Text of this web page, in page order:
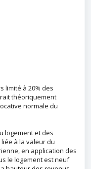
limité à 20% des
théoriquement
normale du
logement et des
à la valeur du
en application des
le logement est neuf